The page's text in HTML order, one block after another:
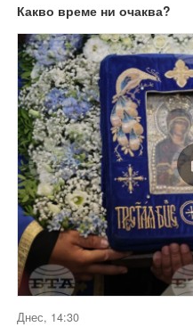
Какво време ни очаква?
Днес, 14:30